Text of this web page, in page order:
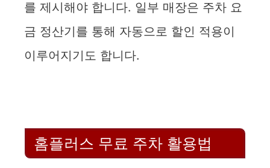
를 제시해야 합니다. 일부 매장은 주차 요
금 정산기를 통해 자동으로 할인 적용이
이루어지기도 합니다.
홈플러스 무료 주차 활용법